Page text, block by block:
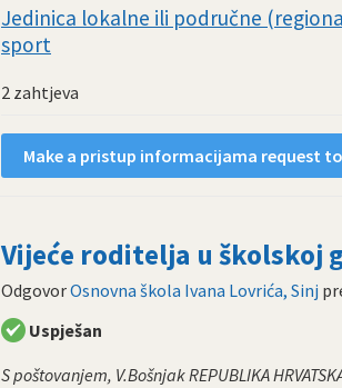
Jedinica lokalne ili područne
sport
2 zahtjeva
Make a pristup informacijama request
Vijeće roditelja u školskoj
OdgovorOsnovna škola Ivana Lovrića, Sinj
Uspješan
S poštovanjem, V.Bošnjak REPUBLIKA